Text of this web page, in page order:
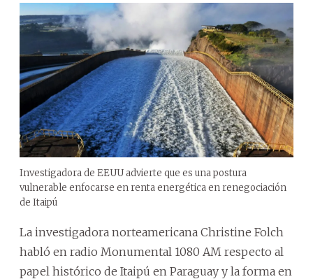
Investigadora de EEUU advierte que es una postura
vulnerable enfocarse en renta energética en renegociación
de Itaipú
La investigadora norteamericana Christine Folch
habló en radio Monumental 1080 AM respecto al
papel histórico de Itaipú en Paraguay y la forma en